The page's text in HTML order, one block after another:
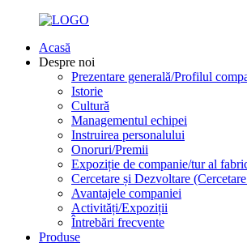
Acasă
Despre noi
Prezentare generală/Profilul
Istorie
Cultură
Managementul echipei
Instruirea personalului
Onoruri/Premii
Expoziție de companie/tur al
Cercetare și Dezvoltare
Avantajele companiei
Activități/Expoziții
Întrebări frecvente
Produse